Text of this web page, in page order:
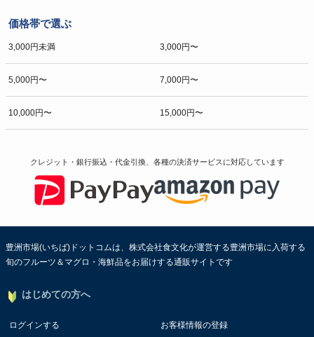
価格帯で選ぶ
3,000円未満 3,000円〜
5,000円〜 7,000円〜
10,000円〜 15,000円〜
クレジット・銀行振込・代金引換、各種の決済サービスに対応しています
豊洲市場(いちば)ドットコムは、株式会社食文化が運営する豊洲市場に入荷する
旬のフルーツ＆マグロ・海鮮品をお届けする通販サイトです
はじめての方へ
ログインする お客様情報の登録